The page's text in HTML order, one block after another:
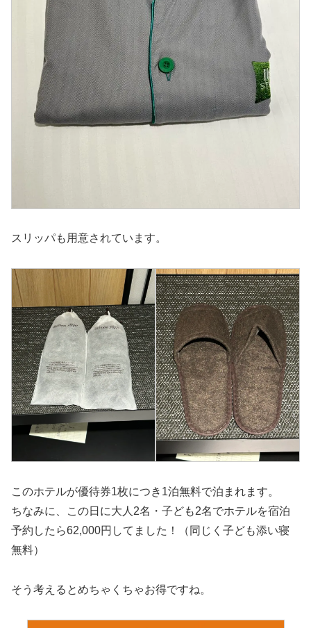
スリッパも用意されています。
このホテルが優待券1枚につき1泊無料で泊まれます。
ちなみに、この日に大人2名・子ども2名でホテルを宿泊
予約したら62,000円してました！（同じく子ども添い寝
無料）
そう考えるとめちゃくちゃお得ですね。